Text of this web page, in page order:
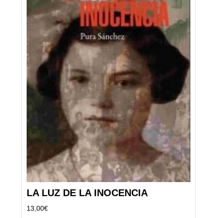
LA LUZ DE LA INOCENCIA
13,00€